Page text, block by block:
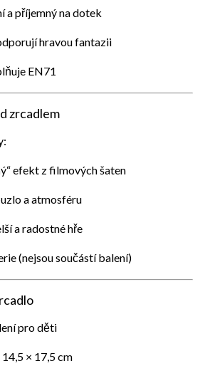
a příjemný na dotek
hravou fantazii
EN71
zrcadlem
efekt z filmových šaten
a atmosféru
a radostné hře
(nejsou součástí balení)
pro děti
14,5 × 17,5 cm